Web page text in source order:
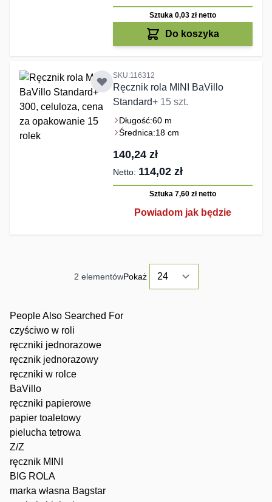
Sztuka 0,03 złnetto
Do koszyka
SKU:116312
Ręcznik rola MINI BaVillo
Standard+ 15 szt.
Długość:60 m
Średnica:18 cm
140,24 zł
114,02 zł
Sztuka 7,60 złnetto
Powiadom jak będzie
2 elementówPokaż
People Also Searched For
czyściwo w roli
ręczniki jednorazowe
ręcznik jednorazowy
ręczniki w rolce
BaVillo
ręczniki papierowe
papier toaletowy
pielucha tetrowa
Z/Z
ręcznik MINI
BIG ROLA
marka własna Bagstar